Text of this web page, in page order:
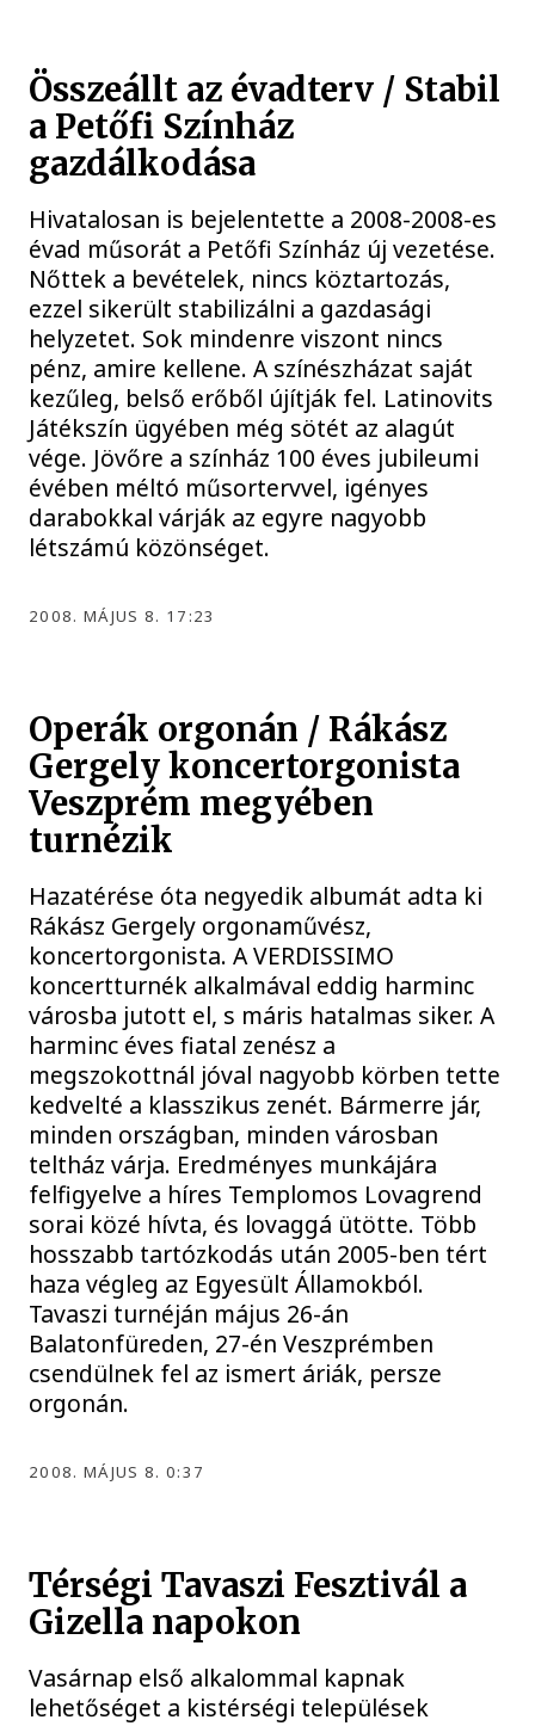
Összeállt az évadterv / Stabil
a Petőfi Színház
gazdálkodása
Hivatalosan is bejelentette a 2008-2008-es
évad műsorát a Petőfi Színház új vezetése.
Nőttek a bevételek, nincs köztartozás,
ezzel sikerült stabilizálni a gazdasági
helyzetet. Sok mindenre viszont nincs
pénz, amire kellene. A színészházat saját
kezűleg, belső erőből újítják fel. Latinovits
Játékszín ügyében még sötét az alagút
vége. Jövőre a színház 100 éves jubileumi
évében méltó műsortervvel, igényes
darabokkal várják az egyre nagyobb
létszámú közönséget.
2008. MÁJUS 8. 17:23
Operák orgonán / Rákász
Gergely koncertorgonista
Veszprém megyében
turnézik
Hazatérése óta negyedik albumát adta ki
Rákász Gergely orgonaművész,
koncertorgonista. A VERDISSIMO
koncertturnék alkalmával eddig harminc
városba jutott el, s máris hatalmas siker. A
harminc éves fiatal zenész a
megszokottnál jóval nagyobb körben tette
kedvelté a klasszikus zenét. Bármerre jár,
minden országban, minden városban
teltház várja. Eredményes munkájára
felfigyelve a híres Templomos Lovagrend
sorai közé hívta, és lovaggá ütötte. Több
hosszabb tartózkodás után 2005-ben tért
haza végleg az Egyesült Államokból.
Tavaszi turnéján május 26-án
Balatonfüreden, 27-én Veszprémben
csendülnek fel az ismert áriák, persze
orgonán.
2008. MÁJUS 8. 0:37
Térségi Tavaszi Fesztivál a
Gizella napokon
Vasárnap első alkalommal kapnak
lehetőséget a kistérségi települések